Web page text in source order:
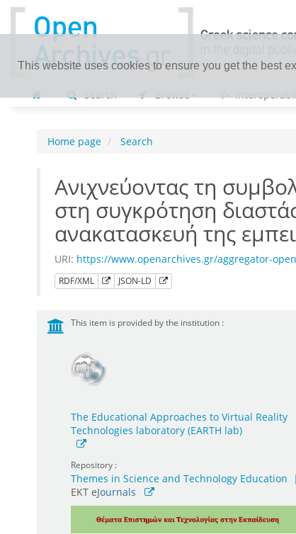
This website uses cookies to ensure you get the best
Search Browse
Home page Search
Ανιχνεύοντας τη
στη συγκρότηση
ανακατασκευή της
URI: https://www.openarchives.gr/aggregator-
RDF/XML JSON-LD
This item is provided by the institution :
The Educational Approaches to Virtual Reality
Technologies laboratory (EARTH lab)
Repository :
Themes in Science and Technology Education
|
ΕΚΤ eJournals